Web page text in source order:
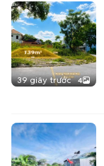
39 giây trước 4